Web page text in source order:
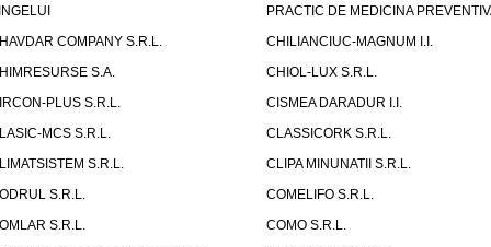
PRACTIC DE MEDICINA
COMPANY S.R.L.
CHILIANCIUC-MAGNUM I.I.
S.A.
CHIOL-LUX S.R.L.
PLUS S.R.L.
CISMEA DARADUR I.I.
MCS S.R.L.
CLASSICORK S.R.L.
S.R.L.
CLIPA MINUNATII S.R.L.
S.R.L.
COMELIFO S.R.L.
S.R.L.
COMO S.R.L.